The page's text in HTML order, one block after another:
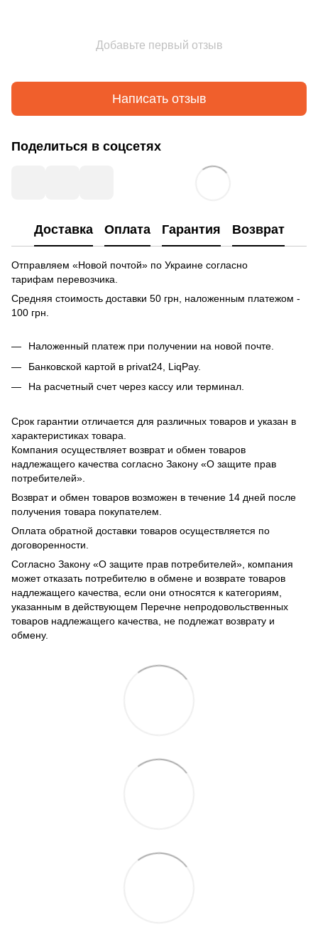
Добавьте первый отзыв
Написать отзыв
Поделиться в соцсетях
Доставка Оплата Гарантия Возврат
Отправляем «Новой почтой» по Украине согласно
тарифам перевозчика.
Средняя стоимость доставки 50 грн, наложенным платежом -
100 грн.
Наложенный платеж при получении на новой почте.
Банковской картой в privat24, LiqPay.
На расчетный счет через кассу или терминал.
Срок гарантии отличается для различных товаров и указан в
характеристиках товара.
Компания осуществляет возврат и обмен товаров
надлежащего качества согласно Закону «О защите прав
потребителей».
Возврат и обмен товаров возможен в течение 14 дней после
получения товара покупателем.
Оплата обратной доставки товаров осуществляется по
договоренности.
Согласно Закону «О защите прав потребителей», компания
может отказать потребителю в обмене и возврате товаров
надлежащего качества, если они относятся к категориям,
указанным в действующем Перечне непродовольственных
товаров надлежащего качества, не подлежат возврату и
обмену.